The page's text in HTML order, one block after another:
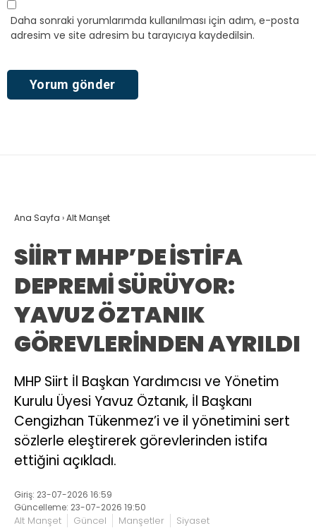
Daha sonraki yorumlarımda kullanılması için adım, e-posta
adresim ve site adresim bu tarayıcıya kaydedilsin.
Ana Sayfa ›Alt Manşet
SİİRT MHP’DE İSTİFA
DEPREMİ SÜRÜYOR:
YAVUZ ÖZTANIK
GÖREVLERİNDEN AYRILDI
MHP Siirt İl Başkan Yardımcısı ve Yönetim
Kurulu Üyesi Yavuz Öztanık, İl Başkanı
Cengizhan Tükenmez’i ve il yönetimini sert
sözlerle eleştirerek görevlerinden istifa
ettiğini açıkladı.
Giriş: 23-07-2026 16:59
Güncelleme: 23-07-2026 19:50
Alt Manşet Güncel Manşetler Siyaset